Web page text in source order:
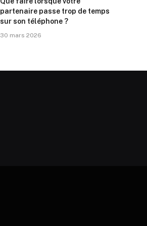
partenaire passe trop de temps
sur son téléphone ?
30 mars 2026